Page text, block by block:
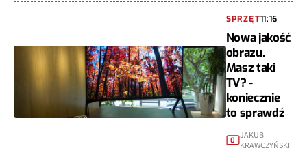
SPRZĘT11:16
Nowa jakość
obrazu.
Masz taki
TV? -
koniecznie
to sprawdź
0 JAKUB
KRAWCZYŃSKI